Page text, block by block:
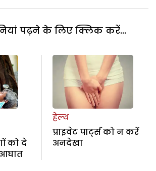
पढ़ने के लिए क्लिक करें...
को दे
हेल्थ
प्राइवेट पार्ट्स को न करें
अनदेखा